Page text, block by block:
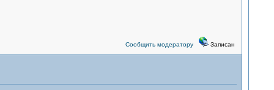
Сообщить модератору Записан